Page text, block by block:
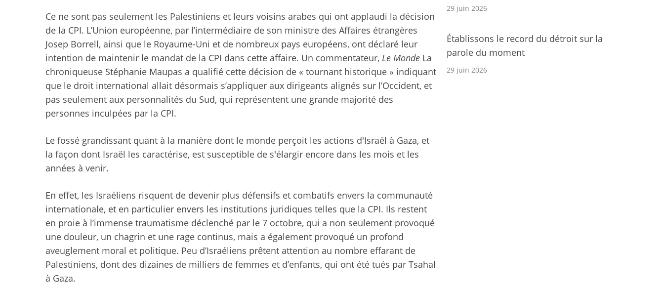
Ce ne sont pas seulement les Palestiniens et leurs voisins arabes qui ont applaudi la décision
de la CPI. L’Union européenne, par l’intermédiaire de son ministre des Affaires étrangères
Josep Borrell, ainsi que le Royaume-Uni et de nombreux pays européens, ont déclaré leur
intention de maintenir le mandat de la CPI dans cette affaire. Un commentateur, Le Monde La
chroniqueuse Stéphanie Maupas a qualifié cette décision de « tournant historique » indiquant
que le droit international allait désormais s’appliquer aux dirigeants alignés sur l’Occident, et
pas seulement aux personnalités du Sud, qui représentent une grande majorité des
personnes inculpées par la CPI.
Le fossé grandissant quant à la manière dont le monde perçoit les actions d'Israël à Gaza, et
la façon dont Israël les caractérise, est susceptible de s'élargir encore dans les mois et les
années à venir.
En effet, les Israéliens risquent de devenir plus défensifs et combatifs envers la communauté
internationale, et en particulier envers les institutions juridiques telles que la CPI. Ils restent
en proie à l’immense traumatisme déclenché par le 7 octobre, qui a non seulement provoqué
une douleur, un chagrin et une rage continus, mais a également provoqué un profond
aveuglement moral et politique. Peu d’Israéliens prêtent attention au nombre effarant de
Palestiniens, dont des dizaines de milliers de femmes et d’enfants, qui ont été tués par Tsahal
à Gaza.
29 juin 2026
Établissons le record du détroit sur la
parole du moment
29 juin 2026